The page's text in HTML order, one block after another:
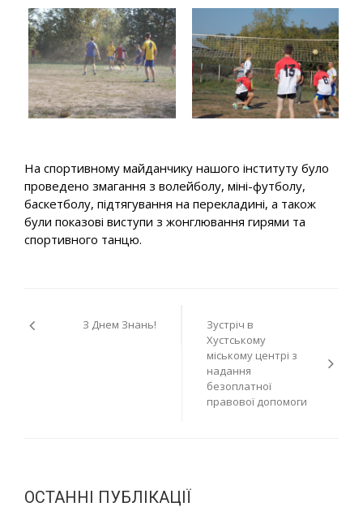
На спортивному майданчику нашого інституту було
проведено змагання з волейболу, міні-футболу,
баскетболу, підтягування на перекладині, а також
були показові виступи з жонглювання гирями та
спортивного танцю.
записів
З Днем Знань!
Зустріч в
Хустському
міському центрі з
надання
безоплатної
правової допомоги
ОСТАННІ ПУБЛІКАЦІЇ